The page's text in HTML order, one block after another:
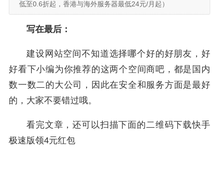
低至0.6折起，香港与海外服务器最低24元/月起）
写在最后：
建设网站空间不知道选择哪个好的好朋友，好
好看下小编为你推荐的这两个空间商吧，都是国内
数一数二的大公司，因此在安全和服务方面是最好
的，大家不要错过哦。
看完文章，还可以扫描下面的二维码下载快手
极速版领4元红包